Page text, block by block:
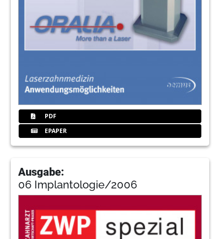
PDF
EPAPER
Ausgabe:
06 Implantologie/2006